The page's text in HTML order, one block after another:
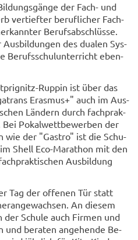
der Fach- und
ver­tief­ter be­ruf­li­cher Fach­
Be­rufs­ab­schlüs­se.
des dua­len Sys­
Be­rufs­schul­un­ter­richt eben­
​Ruppin ist über das
Eras­mus+" auch im Aus­
Län­dern durch fach­prak­
Po­kal­wett­be­wer­ben der
wie der "Gas­tro" ist die Schu­
Shell Eco-​Marathon mit den
Aus­bil­dung
Tag der of­fe­nen Tür statt
An die­sem
der Schu­le auch Fir­men und
und be­ra­ten an­ge­hen­de Be­